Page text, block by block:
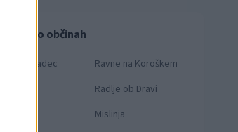
Novice po občinah
Slovenj Gradec
Ravne na Koroškem
Radlje ob Dravi
Mislinja